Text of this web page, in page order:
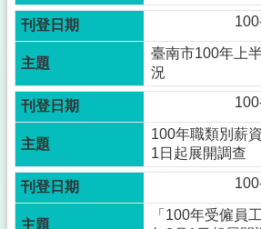
臺南市100年上
況
100年職類別薪
1日起展開調查
「100年受僱員